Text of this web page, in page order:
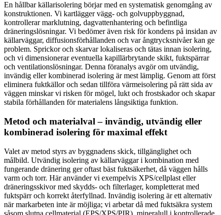
En hållbar källarisolering börjar med en systematisk genomgång av
konstruktionen. Vi kartlägger vägg- och golvuppbyggnad,
kontrollerar marklutning, dagvattenhantering och befintliga
dräneringslösningar. Vi bedömer även risk för kondens på insidan av
källarväggar, diffusionsförhållanden och var ångtrycksnivåer kan ge
problem. Sprickor och skarvar lokaliseras och tätas innan isolering,
och vi dimensionerar eventuella kapillärbrytande skikt, fuktspärrar
och ventilationslösningar. Denna föranalys avgör om utvändig,
invändig eller kombinerad isolering är mest lämplig. Genom att först
eliminera fuktkällor och sedan tillföra värmeisolering på rätt sida av
väggen minskar vi risken för mögel, lukt och frostskador och skapar
stabila förhållanden för materialens långsiktiga funktion.
Metod och materialval – invändig, utvändig eller
kombinerad isolering för maximal effekt
Valet av metod styrs av byggnadens skick, tillgänglighet och
målbild. Utvändig isolering av källarväggar i kombination med
fungerande dränering ger oftast bäst fuktsäkerhet, då väggen hålls
varm och torr. Här använder vi exempelvis XPS/cellplast eller
dräneringsskivor med skydds- och filterlager, kompletterat med
fuktspärr och korrekt återfyllnad. Invändig isolering är ett alternativ
när markarbeten inte är möjliga; vi arbetar då med fuktsäkra system
såsom slutna cellmaterial (EPS/XPS/PIR), mineralull i kontrollerade